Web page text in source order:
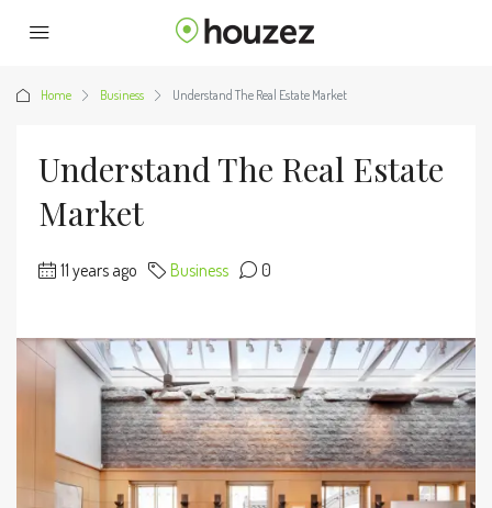
Home Business Understand The Real Estate Market
Understand The Real Estate
Market
11 years ago Business 0